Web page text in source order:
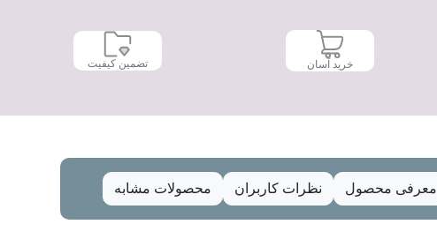
خرید آسان تضمین کیفیت
معرفی محصول نظرات کاربران محصولات مشابه